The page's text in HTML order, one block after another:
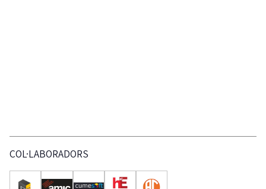
COL·LABORADORS